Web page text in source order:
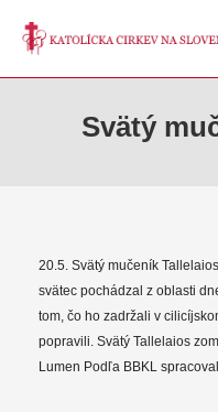
Svätý
20.5. Svätý mučeník
svätec pochádzal z oblasti
tom, čo ho zadržali v
popravili. Svätý Tallelaios
Lumen Podľa BBKL